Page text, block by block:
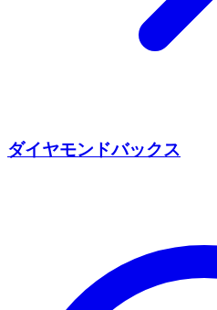
ダイヤモンドバックス